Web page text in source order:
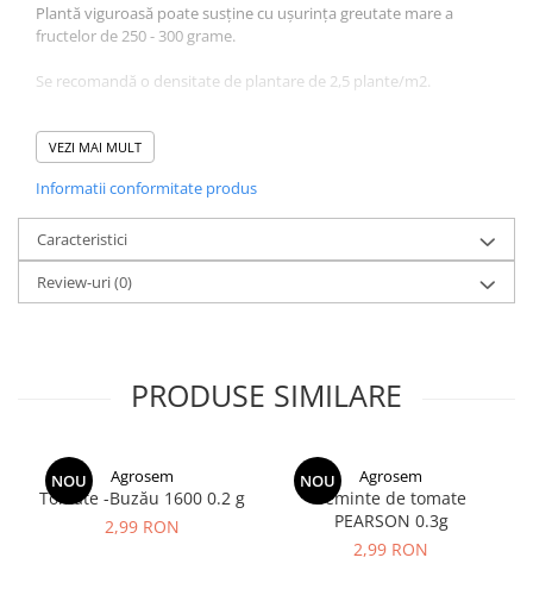
Plantă viguroasă poate susține cu ușurința greutate mare a
fructelor de 250 - 300 grame.
Se recomandă o densitate de plantare de 2,5 plante/m2.
Toleranta la boli:
Patarea cafenie (Ff) - toleranta ridicata
Ofilirea vasculară de rădăcină (For) - toleranță ridicată
Virusul mozaicului tutunului (TMV) - toleranta ridicata
Virusul mozaicului tomatelor (ToMV) - toleranta ridicata
Virusul răsucirii și îngălbenirii frunzelor (TYLCV) - toleranță medie
Verticilium (Va, Vd) - toleranta medie
VEZI MAI MULT
Informatii conformitate produs
Caracteristici
Review-uri(0)
PRODUSE SIMILARE
NOU Agrosem
Tomate -Buzău 1600 0.2 g
2,99 RON
NOU Agrosem
Seminte de tomate
PEARSON 0.3g
2,99 RON